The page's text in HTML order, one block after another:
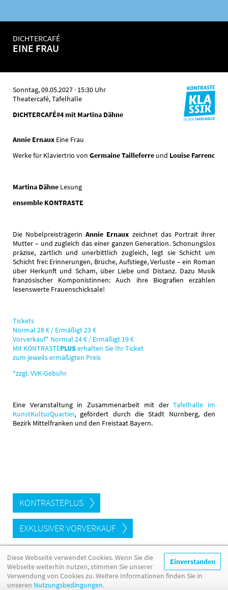
KONTRASTEPLUS
EXKLUSIVER VORVERKAUF
DICHTERCAFÉ
EINE FRAU
Sonntag, 09.05.2027 · 15:30 Uhr
Theatercafé, Tafelhalle
DICHTERCAFÉ#4 mit Martina Dähne
Annie Ernaux Eine Frau
Werke für Klaviertrio von Germaine Tailleferre und Louise Farrenc
Martina Dähne Lesung
ensemble KONTRASTE
Die NobelpreisträgerinAnnie Ernaux zeichnet das Portrait ihrer
Mutter – und zugleich das einer ganzen Generation. Schonungslos
präzise, zärtlich und unerbittlich zugleich, legt sie Schicht um
Schicht frei: Erinnerungen, Brüche, Aufstiege, Verluste – ein Roman
über Herkunft und Scham, über Liebe und Distanz. Dazu Musik
französischer Komponistinnen: Auch ihre Biografien erzählen
lesenswerte Frauenschicksale!
Tickets
Normal 28 € / Ermäßigt 23 €
Vorverkauf* Normal 24 € / Ermäßigt 19 €
Mit KONTRASTEPLUSerhalten Sie Ihr Ticket
zum jeweils ermäßigten Preis
*zzgl. VVK-Gebühr
Eine Veranstaltung in Zusammenarbeit mit derTafelhalle im
KunstKulturQuartier, gefördert durch die Stadt Nürnberg, den
Bezirk Mittelfranken und den Freistaat Bayern.
ZURÜCK ZUM KALENDER Einverstanden
Diese Webseite verwendet Cookies. Wenn Sie die
Webseite weiterhin nutzen, stimmen Sie unserer
Verwendung von Cookies zu. Weitere Informationen finden Sie in
unseren Nutzungsbedingungen.